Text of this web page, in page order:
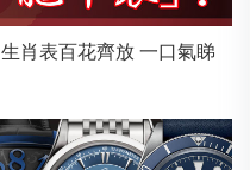
肖表百花齊放 一口氣睇